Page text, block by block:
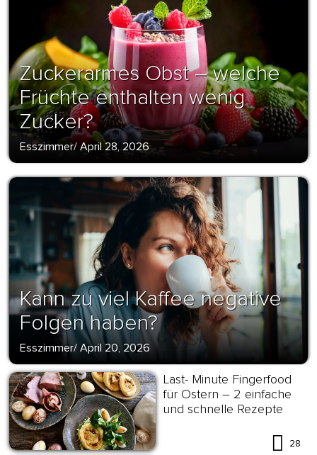
Zuckerarmes Obst – welche
Früchte enthalten wenig
Zucker?
Esszimmer/April 28, 2026
Kann zu viel Kaffee negative
Folgen haben?
Esszimmer/ April 20, 2026
Last- Minute Fingerfood
für Ostern – 2 einfache
und schnelle Rezepte
28